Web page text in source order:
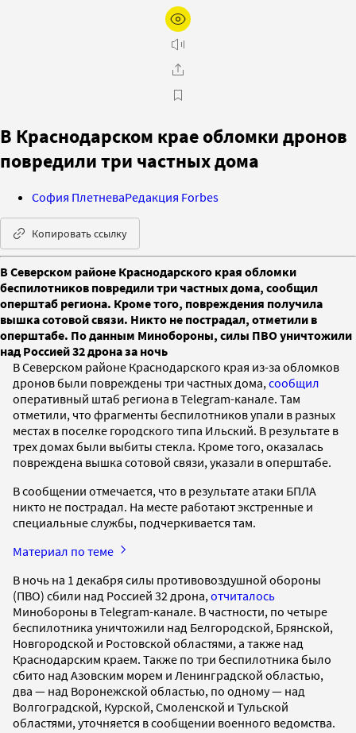
В Краснодарском крае обломки дронов
повредили три частных дома
София ПлетневаРедакция Forbes
Копировать ссылку
В Северском районе Краснодарского края обломки
беспилотников повредили три частных дома, сообщил
оперштаб региона. Кроме того, повреждения получила
вышка сотовой связи. Никто не пострадал, отметили в
оперштабе. По данным Минобороны, силы ПВО уничтожили
над Россией 32 дрона за ночь
В Северском районе Краснодарского края из-за обломков
дронов были повреждены три частных дома, сообщил
оперативный штаб региона в Telegram-канале. Там
отметили, что фрагменты беспилотников упали в разных
местах в поселке городского типа Ильский. В результате в
трех домах были выбиты стекла. Кроме того, оказалась
повреждена вышка сотовой связи, указали в оперштабе.
В сообщении отмечается, что в результате атаки БПЛА
никто не пострадал. На месте работают экстренные и
специальные службы, подчеркивается там.
Материал по теме
В ночь на 1 декабря силы противовоздушной обороны
(ПВО) сбили над Россией 32 дрона, отчиталось
Минобороны в Telegram-канале. В частности, по четыре
беспилотника уничтожили над Белгородской, Брянской,
Новгородской и Ростовской областями, а также над
Краснодарским краем. Также по три беспилотника было
сбито над Азовским морем и Ленинградской областью,
два — над Воронежской областью, по одному — над
Волгоградской, Курской, Смоленской и Тульской
областями, уточняется в сообщении военного ведомства.